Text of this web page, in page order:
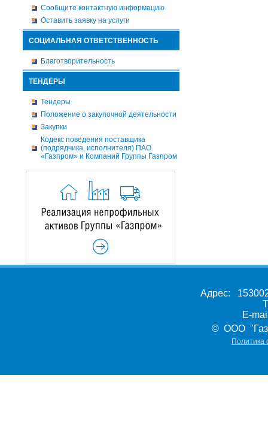
Сообщите контактную информацию
Оставить заявку на услуги
СОЦИАЛЬНАЯ ОТВЕТСТВЕННОСТЬ
Благотворительность
ТЕНДЕРЫ
Тендеры
Положение о закупочной деятельности
Закупки
Кодекс поведения поставщика
(подрядчика, исполнителя) ПАО
«Газпром» и Компаний Группы Газпром
Адрес:
E-
© ООО
Политика